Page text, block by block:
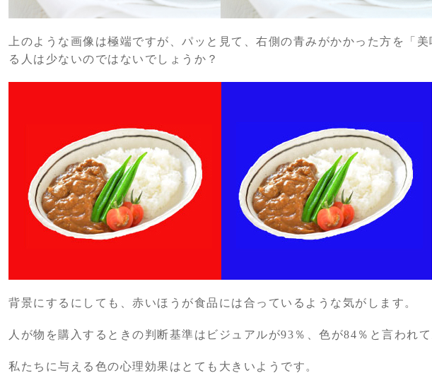
上のような画像は極端ですが、パッと見て、右側の青みがかかった方を「
る人は少ないのではないでしょうか？
背景にするにしても、赤いほうが食品には合っているような気がします。
人が物を購入するときの判断基準はビジュアルが93％、色が84％と言われて
私たちに与える色の心理効果はとても大きいようです。